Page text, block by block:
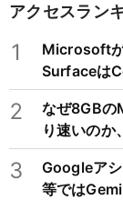
アクセスラン
1
Microsoft
Surfaceは
2
なぜ8GB
り速いのか
3
Googleア
等では